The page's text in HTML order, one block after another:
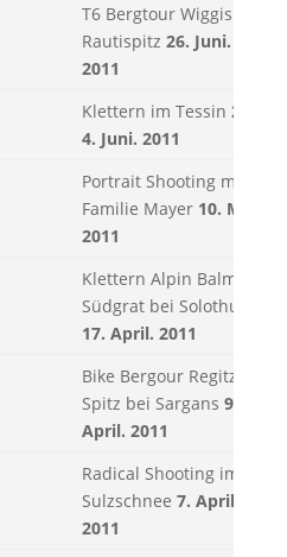
T6 Bergtour Wiggis -
Rautispitz 26. Juni.
2011
Klettern im Tessin 2. -
4. Juni. 2011
Portrait Shooting mit
Familie Mayer10. Mai.
2011
Klettern Alpin Balmflue
Südgrat bei Solothurn
17. April. 2011
Bike Bergour Regitzer
Spitz bei Sargans 9.
April. 2011
Radical Shooting im
Sulzschnee 7. April.
2011